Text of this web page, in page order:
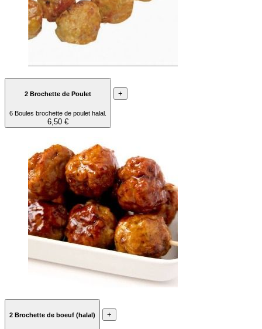
2 Brochette de Poulet
6 Boules brochette de poulet halal.
6,50 €
+
2 Brochette de boeuf (halal) +